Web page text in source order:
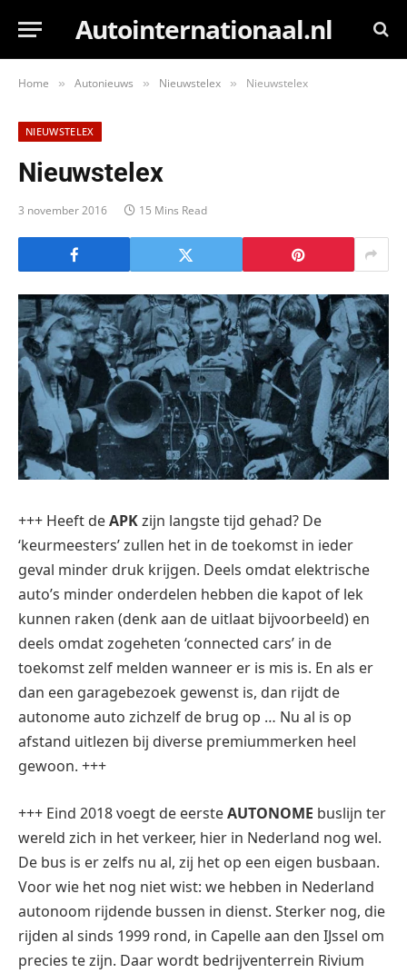
Autointernationaal.nl
Home » Autonieuws » Nieuwstelex » Nieuwstelex
NIEUWSTELEX
Nieuwstelex
3 november 2016 15 Mins Read
+++ Heeft deAPKzijn langste tijd gehad? De
‘keurmeesters’ zullen het in de toekomst in ieder
geval minder druk krijgen. Deels omdat elektrische
auto’s minder onderdelen hebben die kapot of lek
kunnen raken (denk aan de uitlaat bijvoorbeeld) en
deels omdat zogeheten ‘connected cars’ in de
toekomst zelf melden wanneer er is mis is. En als er
dan een garagebezoek gewenst is, dan rijdt de
autonome auto zichzelf de brug op … Nu al is op
afstand uitlezen bij diverse premiummerken heel
gewoon. +++
+++ Eind 2018 voegt de eersteAUTONOME buslijn ter
wereld zich in het verkeer, hier in Nederland nog wel.
De bus is er zelfs nu al, zij het op een eigen busbaan.
Voor wie het nog niet wist: we hebben in Nederland
autonoom rijdende bussen in dienst. Sterker nog, die
rijden al sinds 1999 rond, in Capelle aan den IJssel om
precies te zijn. Daar wordt bedrijventerrein Rivium